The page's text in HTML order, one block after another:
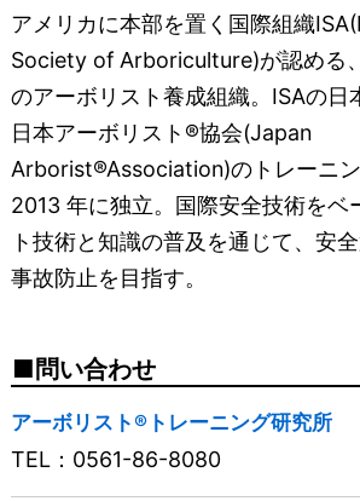
アメリカに本部を置く国際組織
Society of Arboriculture)が認める
のアーボリスト養成組織。ISAの日
日本アーボリスト®協会(Japan
Arborist®Association)のトレーニ
2013 年に独立。国際安全技術をベ
ト技術と知識の普及を通じて、安
事故防止を目指す。
問い合わせ
アーボリスト®トレーニング研究所
TEL：0561-86-8080